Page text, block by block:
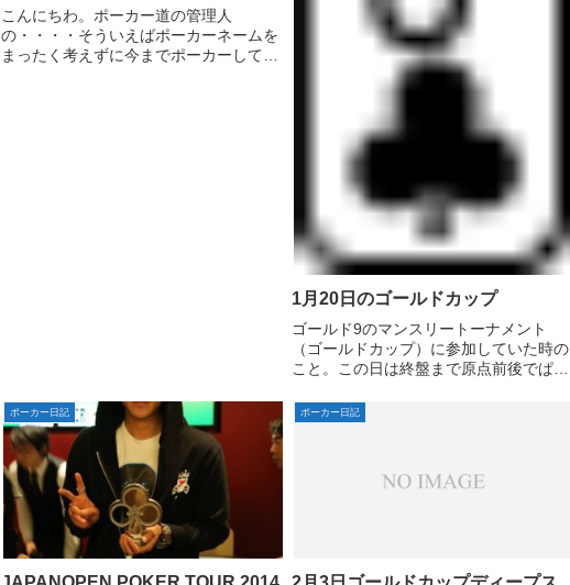
こんにちわ。ポーカー道の管理人
の・・・・そういえばポーカーネームを
まったく考えずに今までポーカーしてき
1月20日のゴールドカップ
ゴールド9のマンスリートーナメント
（ゴールドカップ）に参加していた時の
こと。この日は終盤まで原点前後でぱっ
ナルテーブルでAJoでオールインしてビ
ッグスタックにQ6oでコールしてもらっ
ポーカー日記 ポーカー日記